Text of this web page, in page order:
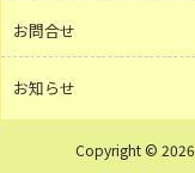
お問合せ
お知らせ
Copyright © 2026